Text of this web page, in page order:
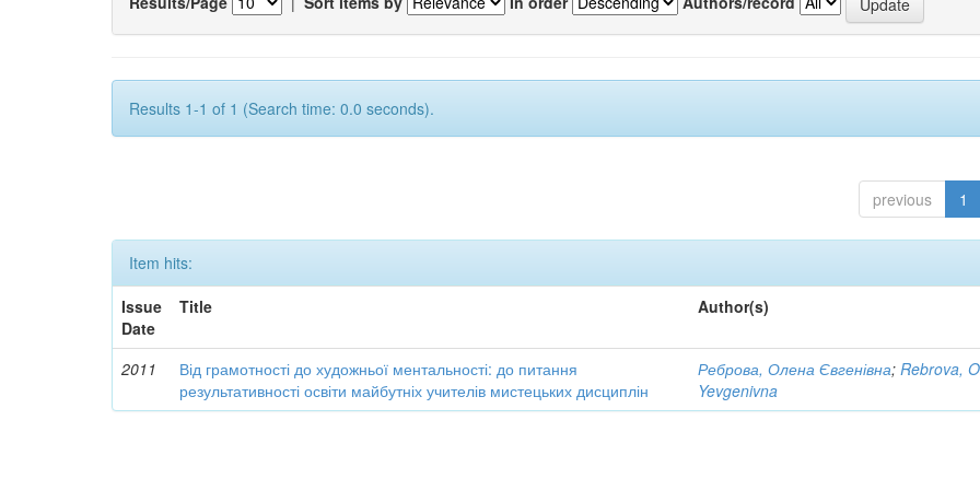
Results 1-1 of 1 (Search time: 0.0 seconds).
previous 1
Item hits:
Issue
Date
Title Author(s)
2011
Від грамотності до художньої ментальності: до питання
результативності освіти майбутніх учителів мистецьких дисциплін
Реброва, Олена Євгенівна;Rebrova,
Yevgenivna